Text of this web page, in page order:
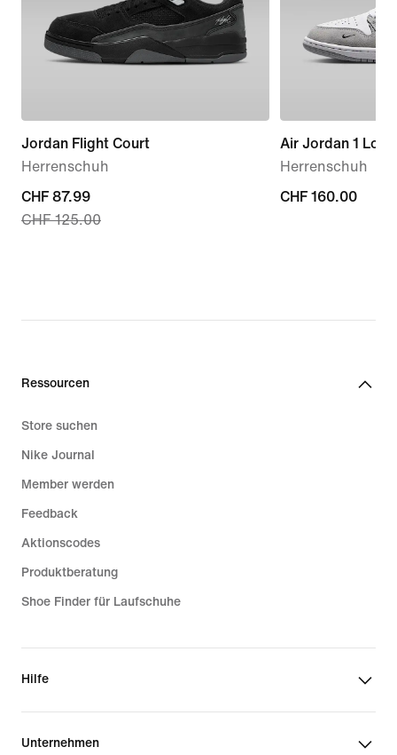
Jordan Flight Court
Herrenschuh
current
price
CHF 125.00
CHF 87.99
CHF 125.00
Air Jordan 1 Low
Herrenschuh
CHF 160.00
CHF 160.00
Ressourcen
Store suchen
Nike Journal
Member werden
Feedback
Aktionscodes
Produktberatung
Shoe Finder für Laufschuhe
Hilfe
Unternehmen